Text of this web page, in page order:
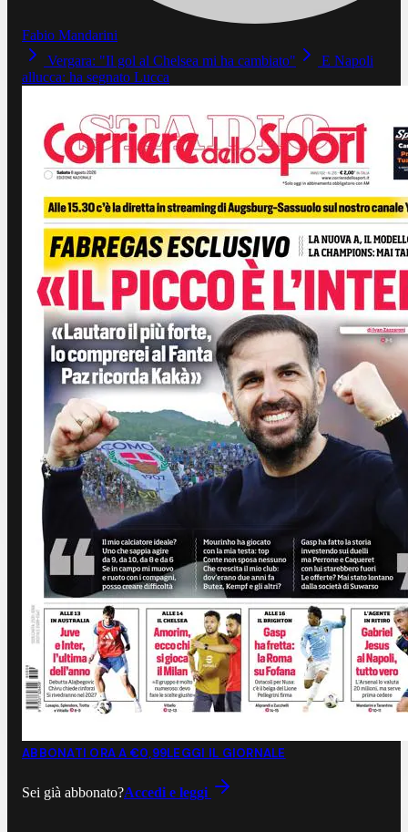
Fabio Mandarini
Vergara: "Il gol al Chelsea mi ha cambiato"
E Napoli
allucca: ha segnato Lucca
ABBONATI ORA A €0,99LEGGI IL GIORNALE
Sei già abbonato?Accedi e leggi